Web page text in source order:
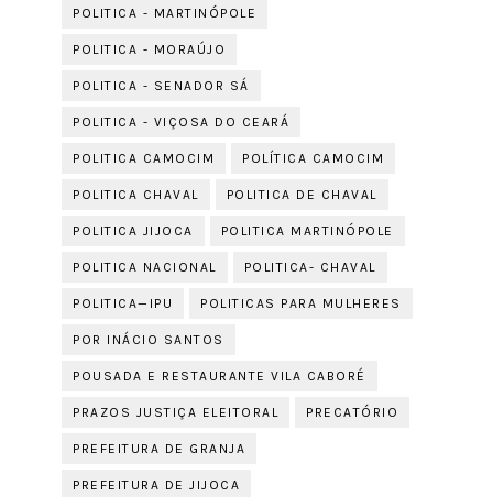
POLITICA - MARTINÓPOLE
POLITICA - MORAÚJO
POLITICA - SENADOR SÁ
POLITICA - VIÇOSA DO CEARÁ
POLITICA CAMOCIM POLÍTICA CAMOCIM
POLITICA CHAVAL POLITICA DE CHAVAL
POLITICA JIJOCA POLITICA MARTINÓPOLE
POLITICA NACIONAL POLITICA- CHAVAL
POLITICA—IPU POLITICAS PARA MULHERES
POR INÁCIO SANTOS
POUSADA E RESTAURANTE VILA CABORÉ
PRAZOS JUSTIÇA ELEITORAL PRECATÓRIO
PREFEITURA DE GRANJA
PREFEITURA DE JIJOCA